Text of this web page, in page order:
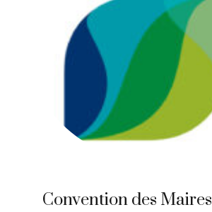
Convention des Maires